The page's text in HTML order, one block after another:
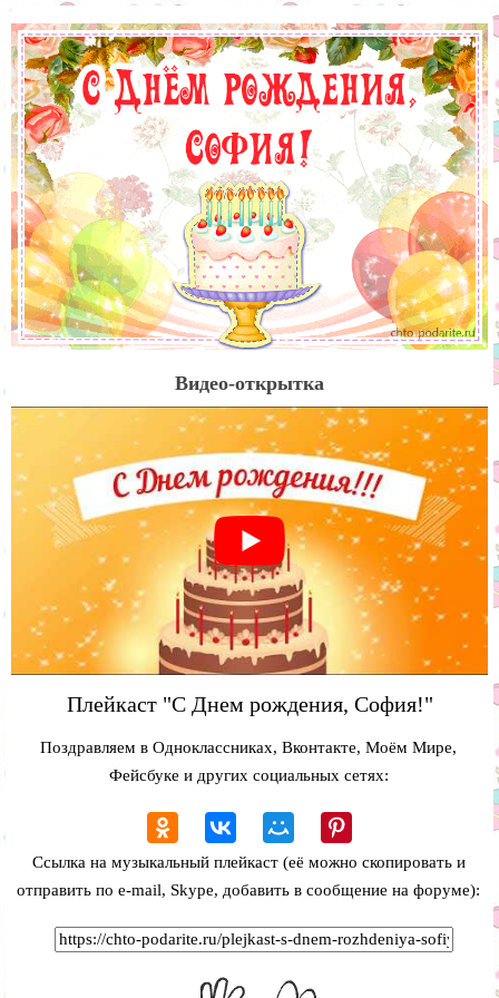
Видео-открытка
Плейкаст "С Днем рождения, София!"
Поздравляем в Одноклассниках, Вконтакте, Моём Мире,
Фейсбуке и других социальных сетях:
Ссылка на музыкальный плейкаст (её можно скопировать и
отправить по e-mail, Skype, добавить в сообщение на форуме):